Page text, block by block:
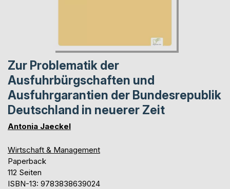
Zur Problematik der
Ausfuhrbürgschaften und
Ausfuhrgarantien der Bundesrepublik
Deutschland in neuerer Zeit
Antonia Jaeckel
Wirtschaft & Management
Paperback
112 Seiten
ISBN-13: 9783838639024